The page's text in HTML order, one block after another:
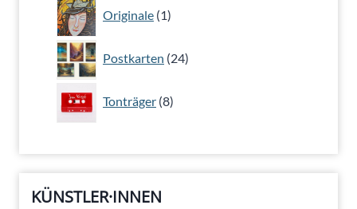
Originale 1
Produkt
Postkarten 24
Produkte
Tonträger 8
Produkte
KÜNSTLER·INNEN